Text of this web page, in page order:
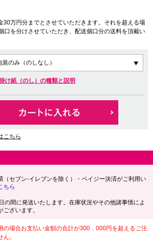
万円分までとさせていただきます。それを超える場
口を分けさせていただき、配送個口分の送料を頂戴い
け紙（のし）の種類と説明
こちら
（セブン-イレブンを除く）・ペイジー決済がご利用い
ちら
の間に発送いたします。在庫状況やその他諸事情によ
ざいます。
場合お支払い金額の合計が300．000円を超えるご注
。